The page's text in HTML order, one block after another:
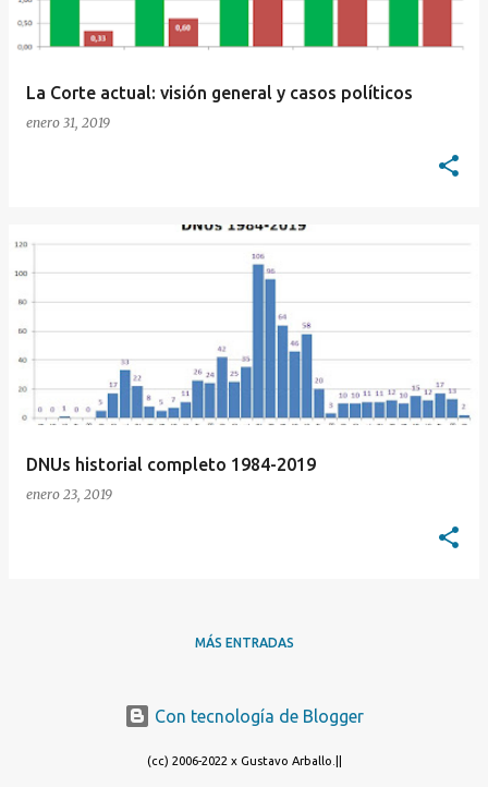
La Corte actual: visión general y casos políticos
enero 31, 2019
DNUs historial completo 1984-2019
enero 23, 2019
MÁS ENTRADAS
Con tecnología de Blogger
(cc) 2006-2022 x Gustavo Arballo.||